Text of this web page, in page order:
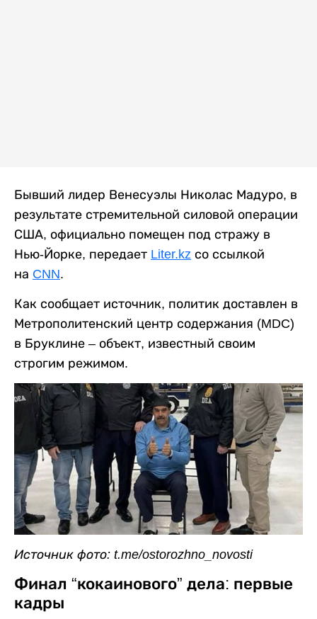
Бывший лидер Венесуэлы Николас Мадуро, в
результате стремительной силовой операции
США, официально помещен под стражу в
Нью-Йорке, передает Liter.kz со ссылкой
на CNN.
Как сообщает источник, политик доставлен в
Метрополитенский центр содержания (MDC)
в Бруклине – объект, известный своим
строгим режимом.
Источник фото: t.me/ostorozhno_novosti
Финал “кокаинового” дела: первые
кадры